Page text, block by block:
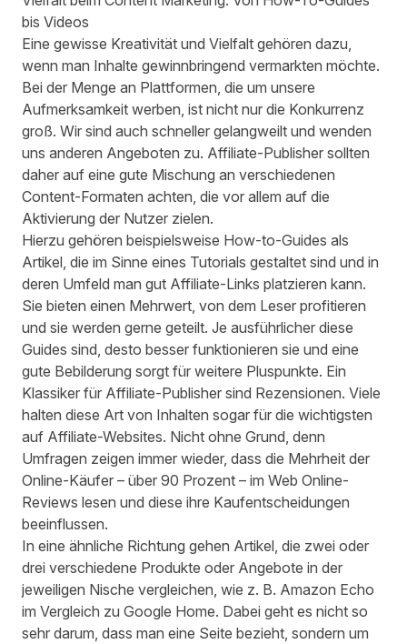
bis Videos
Eine gewisse Kreativität und Vielfalt gehören dazu,
wenn man Inhalte gewinnbringend vermarkten möchte.
Bei der Menge an Plattformen, die um unsere
Aufmerksamkeit werben, ist nicht nur die Konkurrenz
groß. Wir sind auch schneller gelangweilt und wenden
uns anderen Angeboten zu. Affiliate-Publisher sollten
daher auf eine gute Mischung an verschiedenen
Content-Formaten achten, die vor allem auf die
Aktivierung der Nutzer zielen.
Hierzu gehören beispielsweise How-to-Guides als
Artikel, die im Sinne eines Tutorials gestaltet sind und in
deren Umfeld man gut Affiliate-Links platzieren kann.
Sie bieten einen Mehrwert, von dem Leser profitieren
und sie werden gerne geteilt. Je ausführlicher diese
Guides sind, desto besser funktionieren sie und eine
gute Bebilderung sorgt für weitere Pluspunkte. Ein
Klassiker für Affiliate-Publisher sind Rezensionen. Viele
halten diese Art von Inhalten sogar für die wichtigsten
auf Affiliate-Websites. Nicht ohne Grund, denn
Umfragen zeigen immer wieder, dass die Mehrheit der
Online-Käufer – über 90 Prozent – im Web Online-
Reviews lesen und diese ihre Kaufentscheidungen
beeinflussen.
In eine ähnliche Richtung gehen Artikel, die zwei oder
drei verschiedene Produkte oder Angebote in der
jeweiligen Nische vergleichen, wie z. B. Amazon Echo
im Vergleich zu Google Home. Dabei geht es nicht so
sehr darum, dass man eine Seite bezieht, sondern um